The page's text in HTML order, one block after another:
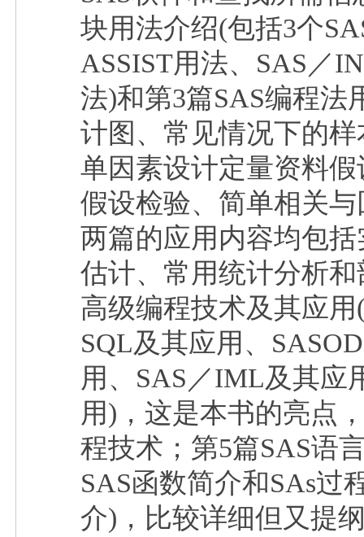
块用法介绍(包括3个
ASSIST用法、SAS／
法)和第3篇SAS编程法
计图、常见情况下的
单因素设计定量资料
假设检验、简单相关
两篇的应用内容均包
估计、常用统计分析
高级编程技术及其应
SQL及其应用、
用、SAS／IML及其应
用)，这是本书的亮点
程技术；第5篇SAS语
SAS函数简介和SAs过
介)，比较详细但又提